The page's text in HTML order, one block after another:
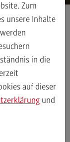
Wirtschaft
Zum
unsere Inhalte
in die
auf dieser
und